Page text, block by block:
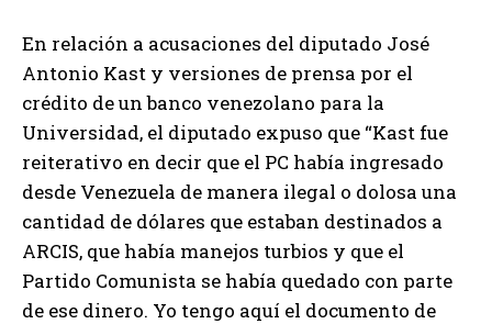
En relación a acusaciones del diputado José
Antonio Kast y versiones de prensa por el
crédito de un banco venezolano para la
Universidad, el diputado expuso que “Kast fue
reiterativo en decir que el PC había ingresado
desde Venezuela de manera ilegal o dolosa una
cantidad de dólares que estaban destinados a
ARCIS, que había manejos turbios y que el
Partido Comunista se había quedado con parte
de ese dinero. Yo tengo aquí el documento de